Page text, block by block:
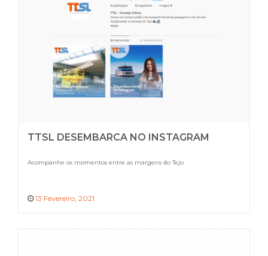
TTSL DESEMBARCA NO INSTAGRAM
Acompanhe os momentos entre as margens do Tejo
13 Fevereiro, 2021